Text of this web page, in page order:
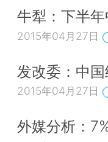
牛犁：下半
2015年04月27日
发改委：中
2015年04月27日
外媒分析：